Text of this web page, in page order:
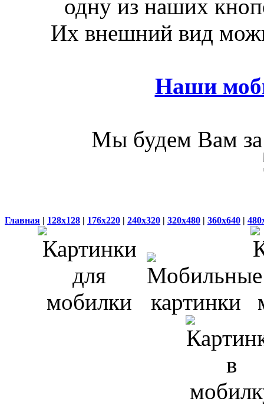
одну из наших
Их внешний вид
Наши
Мы будем Вам за
Главная | 128x128 | 176x220 | 240x320 | 320x480 | 360x640 |